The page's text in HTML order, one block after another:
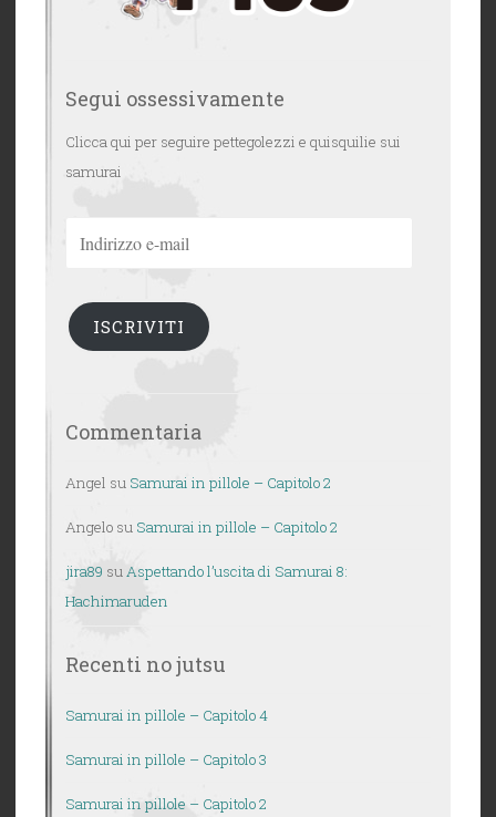
Segui ossessivamente
Clicca qui per seguire pettegolezzi e quisquilie sui
samurai
ISCRIVITI
Commentaria
Angel su Samurai in pillole – Capitolo 2
Angelo su Samurai in pillole – Capitolo 2
jira89 suAspettando l’uscita di Samurai 8:
Hachimaruden
Recenti no jutsu
Samurai in pillole – Capitolo 4
Samurai in pillole – Capitolo 3
Samurai in pillole – Capitolo 2